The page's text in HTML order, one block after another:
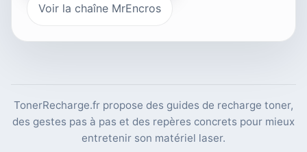
Voir la chaîne MrEncros
TonerRecharge.fr propose des guides de recharge toner,
des gestes pas à pas et des repères concrets pour mieux
entretenir son matériel laser.